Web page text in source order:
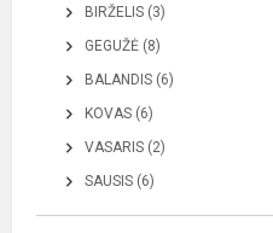
BIRŽELIS (3)
GEGUŽĖ (8)
BALANDIS (6)
KOVAS (6)
VASARIS (2)
SAUSIS (6)